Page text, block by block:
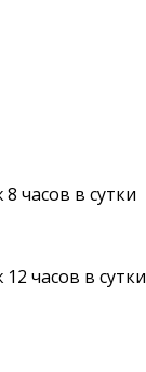
часов в сутки
часов в сутки